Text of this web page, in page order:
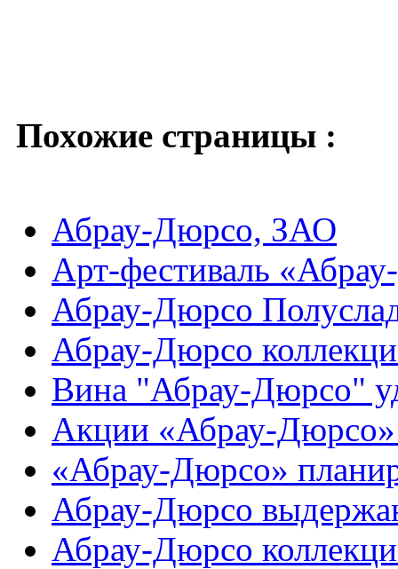
Похожие страницы :
Абрау-Дюрсо, ЗАО
Арт-фестиваль
Абрау-Дюрсо
Абрау-Дюрсо
Вина "Абрау-Дюрсо"
Акции «Абрау-Дюрсо»
«Абрау-Дюрсо»
Абрау-Дюрсо
Абрау-Дюрсо